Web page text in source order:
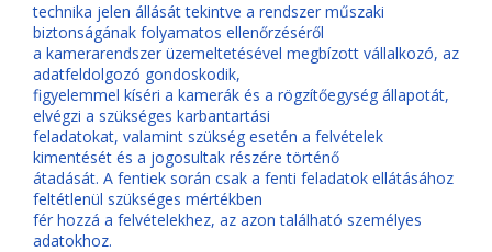
technika jelen állását tekintve a rendszer műszaki
biztonságának folyamatos ellenőrzéséről
a kamerarendszer üzemeltetésével megbízott vállalkozó, az
adatfeldolgozó gondoskodik,
figyelemmel kíséri a kamerák és a rögzítőegység állapotát,
elvégzi a szükséges karbantartási
feladatokat, valamint szükség esetén a felvételek
kimentését és a jogosultak részére történő
átadását. A fentiek során csak a fenti feladatok ellátásához
feltétlenül szükséges mértékben
fér hozzá a felvételekhez, az azon található személyes
adatokhoz.